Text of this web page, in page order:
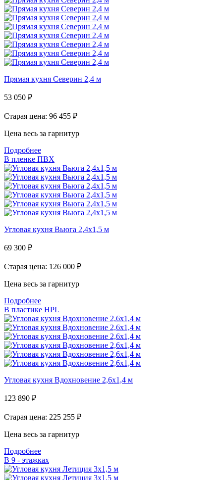
Прямая кухня Северин 2,4 м
53 050 ₽
Старая цена: 96 455 ₽
Цена весь за гарнитур
Подробнее
В пленке ПВХ
Угловая кухня Вьюга 2,4х1,5 м
69 300 ₽
Старая цена: 126 000 ₽
Цена весь за гарнитур
Подробнее
В пластике HPL
Угловая кухня Вдохновение 2,6х1,4 м
123 890 ₽
Старая цена: 225 255 ₽
Цена весь за гарнитур
Подробнее
В 9 - этажках